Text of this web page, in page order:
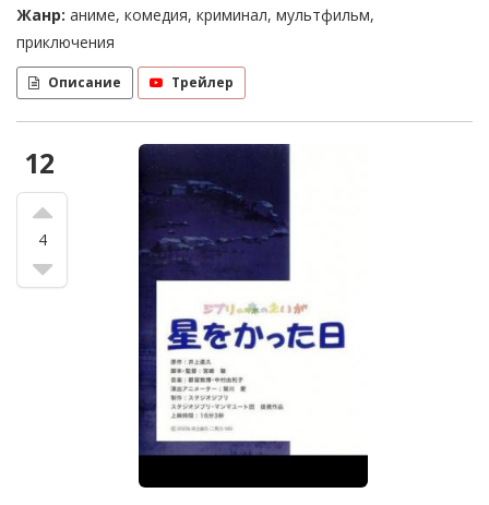
Жанр: аниме, комедия, криминал, мультфильм,
приключения
Описание Трейлер
12
4